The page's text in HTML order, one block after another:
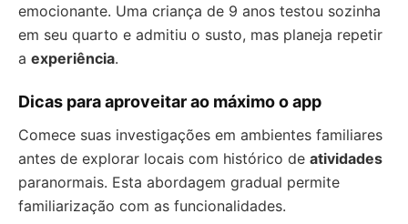
emocionante. Uma criança de 9 anos testou sozinha
em seu quarto e admitiu o susto, mas planeja repetir
a experiência.
Dicas para aproveitar ao máximo o app
Comece suas investigações em ambientes familiares
antes de explorar locais com histórico de atividades
paranormais. Esta abordagem gradual permite
familiarização com as funcionalidades.